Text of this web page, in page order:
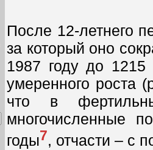
После 12-летнего
за который оно
1987 году до
умеренного роста
что в
многочисленные
годы7, отчасти – с